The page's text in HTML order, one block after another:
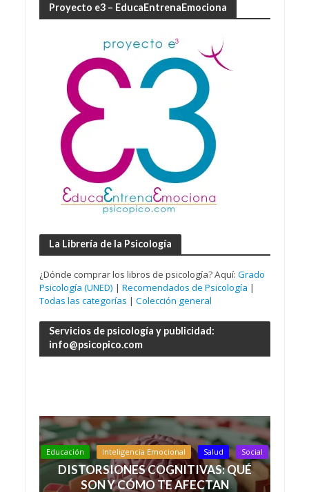
Proyecto e3 – EducaEntrenaEmociona
La Librería de la Psicología
¿Dónde comprar los libros de psicología? Aquí: Grado
Psicología (UNED) | Recomendados de Psicología |
Todas las categorías | Colección general
Servicios de psicología y publicidad:
info@psicopico.com
Educación Inteligencia Emocional Salud Social
DISTORSIONES COGNITIVAS: QUÉ
SON Y CÓMO TE AFECTAN